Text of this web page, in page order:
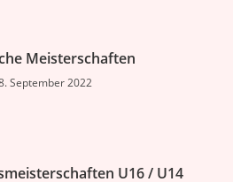
Meisterschaften
September 2022
U16 / U14